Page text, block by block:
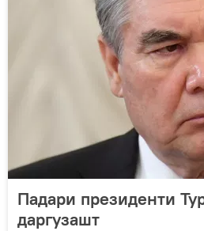
Падари президенти
даргузашт